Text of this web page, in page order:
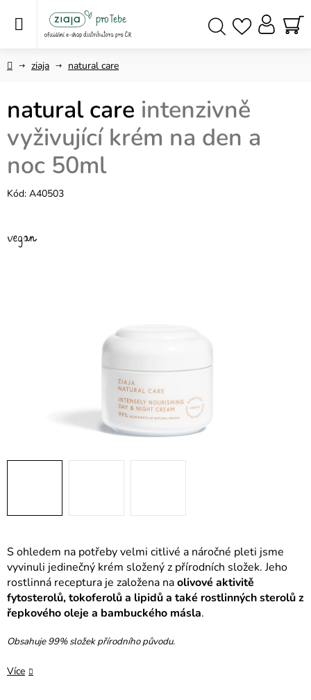
Domůziaja natural care
S ohledem na potřeby velmi citlivé a náročné pleti jsme
vyvinuli jedinečný krém složený z přírodních složek. Jeho
rostlinná receptura je založena naolivové aktivitě
fytosterolů, tokoferolů a lipidů a také rostlinných sterolů z
řepkového oleje a bambuckého másla.
Obsahuje 99% složek přírodního původu.
Více
natural care intenzivně
vyživující krém na den a
noc 50ml
Kód: A40503